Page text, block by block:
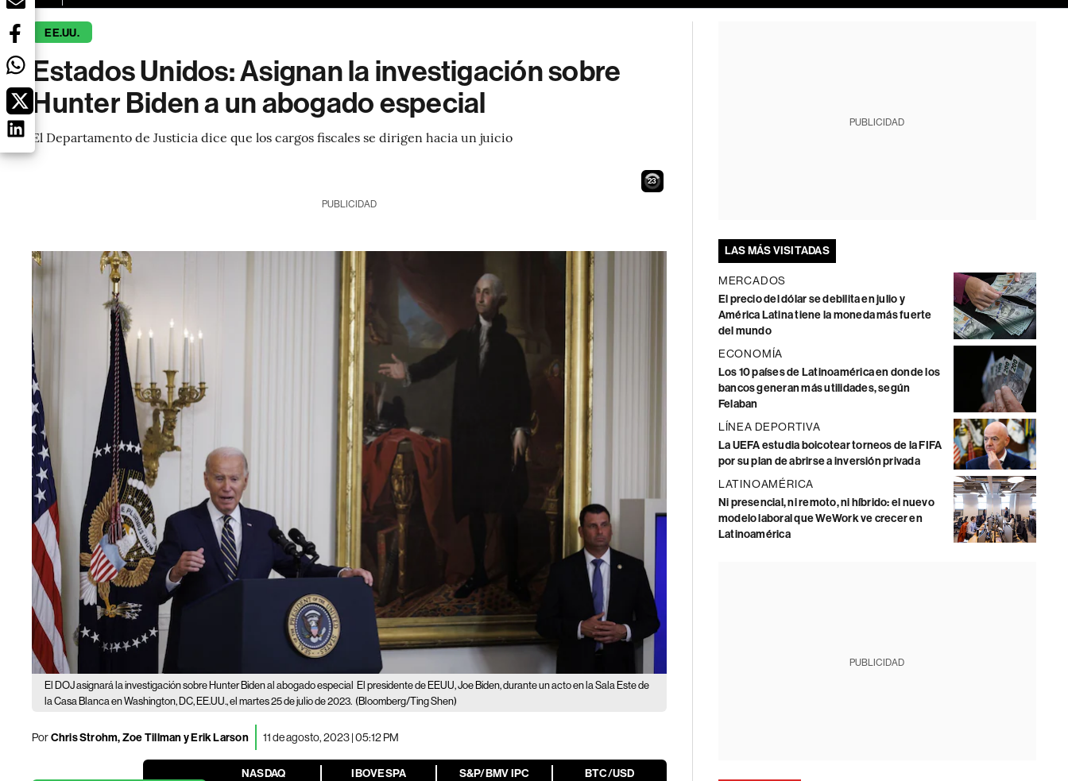
EE.UU.
Estados Unidos: Asignan la investigación sobre
Hunter Biden a un abogado especial
El Departamento de Justicia dice que los cargos fiscales se dirigen hacia un juicio
22
PUBLICIDAD
El DOJ asignará la investigación sobre Hunter Biden al abogado especial El presidente de EEUU, Joe Biden, durante un acto en la Sala Este de
la Casa Blanca en Washington, DC, EE.UU., el martes 25 de julio de 2023. (Bloomberg/Ting Shen)
PorChris Strohm, Zoe Tillman y Erik Larson 11 de agosto, 2023 | 05:12 PM
NASDAQ IBOVESPA S&P/BMV IPC BTC/USD
PUBLICIDAD
LAS MÁS VISITADAS
MERCADOS
El precio del dólar se debilita en julio y
América Latina tiene la moneda más fuerte
del mundo
ECONOMÍA
Los 10 países de Latinoamérica en donde los
bancos generan más utilidades, según
Felaban
LÍNEA DEPORTIVA
La UEFA estudia boicotear torneos de la FIFA
por su plan de abrirse a inversión privada
LATINOAMÉRICA
Ni presencial, ni remoto, ni híbrido: el nuevo
modelo laboral que WeWork ve crecer en
Latinoamérica
PUBLICIDAD